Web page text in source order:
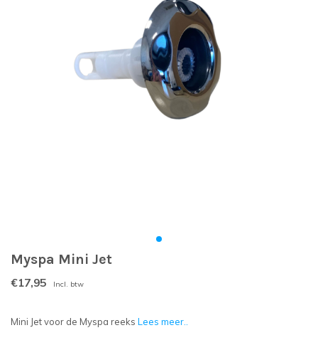
Myspa Mini Jet
€17,95 Incl. btw
Mini Jet voor de Myspa reeks Lees meer..